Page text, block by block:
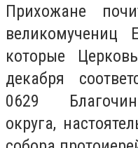
Прихожане
великомучениц
которые
декабря
0629
округа,